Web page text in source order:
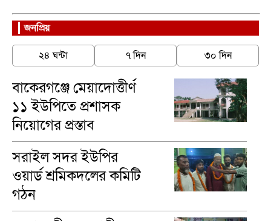
জনপ্রিয়
২৪ ঘন্টা ৭ দিন ৩০ দিন
বাকেরগঞ্জে মেয়াদোত্তীর্ণ
১১ ইউপিতে প্রশাসক
নিয়োগের প্রস্তাব
সরাইল সদর ইউপির
ওয়ার্ড শ্রমিকদলের কমিটি
গঠন